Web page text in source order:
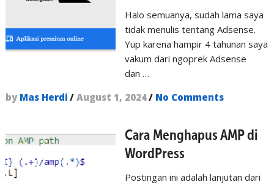
Halo semuanya, sudah lama saya
tidak menulis tentang Adsense.
Yup karena hampir 4 tahunan saya
vakum dari ngoprek Adsense
dan …
by Mas Herdi / August 1, 2024/ No Comments
Cara Menghapus AMP di
WordPress
Postingan ini adalah lanjutan dari